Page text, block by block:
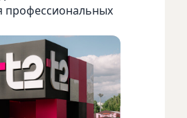
профессиональных